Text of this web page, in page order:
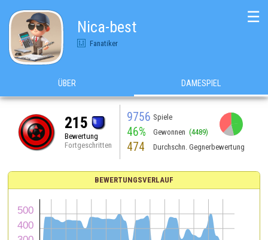
Nica-best
Fanatiker
☰
ÜBER DAMESPIEL
215
Bewertung
Fortgeschritten
9756 Spiele
46% Gewonnen (4489)
474 Durchschn. Gegnerbewertung
BEWERTUNGSVERLAUF